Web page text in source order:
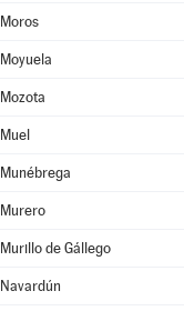
Moros
Moyuela
Mozota
Muel
Munébrega
Murero
Murillo de Gállego
Navardún